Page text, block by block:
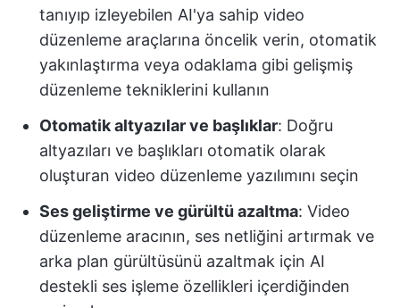
tanıyıp izleyebilen AI'ya sahip video
düzenleme araçlarına öncelik verin, otomatik
yakınlaştırma veya odaklama gibi gelişmiş
düzenleme tekniklerini kullanın
Otomatik altyazılar ve başlıklar: Doğru
altyazıları ve başlıkları otomatik olarak
oluşturan video düzenleme yazılımını seçin
Ses geliştirme ve gürültü azaltma: Video
düzenleme aracının, ses netliğini artırmak ve
arka plan gürültüsünü azaltmak için AI
destekli ses işleme özellikleri içerdiğinden